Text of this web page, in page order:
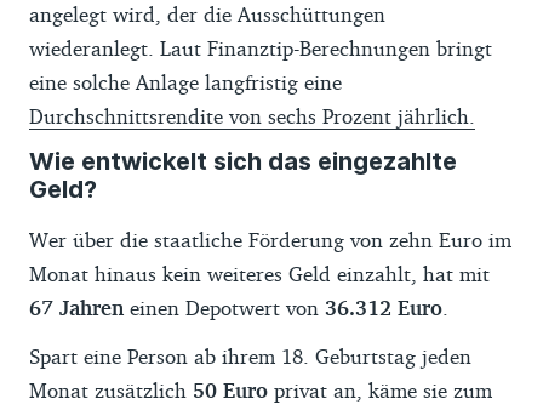
angelegt wird, der die Ausschüttungen
wiederanlegt. Laut Finanztip-Berechnungen bringt
eine solche Anlage langfristig eine
Durchschnittsrendite von sechs Prozent jährlich.
Wie entwickelt sich das eingezahlte
Geld?
Wer über die staatliche Förderung von zehn Euro im
Monat hinaus kein weiteres Geld einzahlt, hat mit
67 Jahren einen Depotwert von 36.312 Euro.
Spart eine Person ab ihrem 18. Geburtstag jeden
Monat zusätzlich 50 Euro privat an, käme sie zum